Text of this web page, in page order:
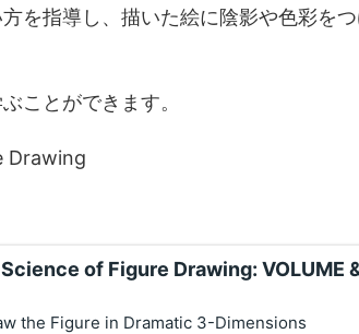
を指導し、描いた絵に陰影や色彩を
ことができます。
Drawing
of Figure Drawing: VOLUME
the Figure in Dramatic 3-Dimensions